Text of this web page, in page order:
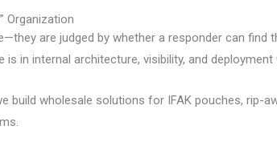
Organization
are judged by whether a responder can find
in internal architecture, visibility, and
build wholesale solutions for IFAK pouches, rip-